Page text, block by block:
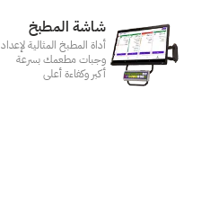
شاشة المطبخ
أداة المطبخ المثالية لإعداد
وجبات مطعمك بسرعة
أكبر وكفاءة أعلى